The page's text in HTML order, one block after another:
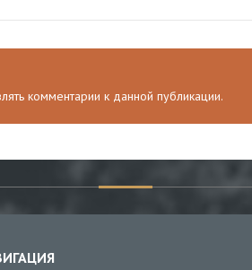
комментарии к данной публикации.